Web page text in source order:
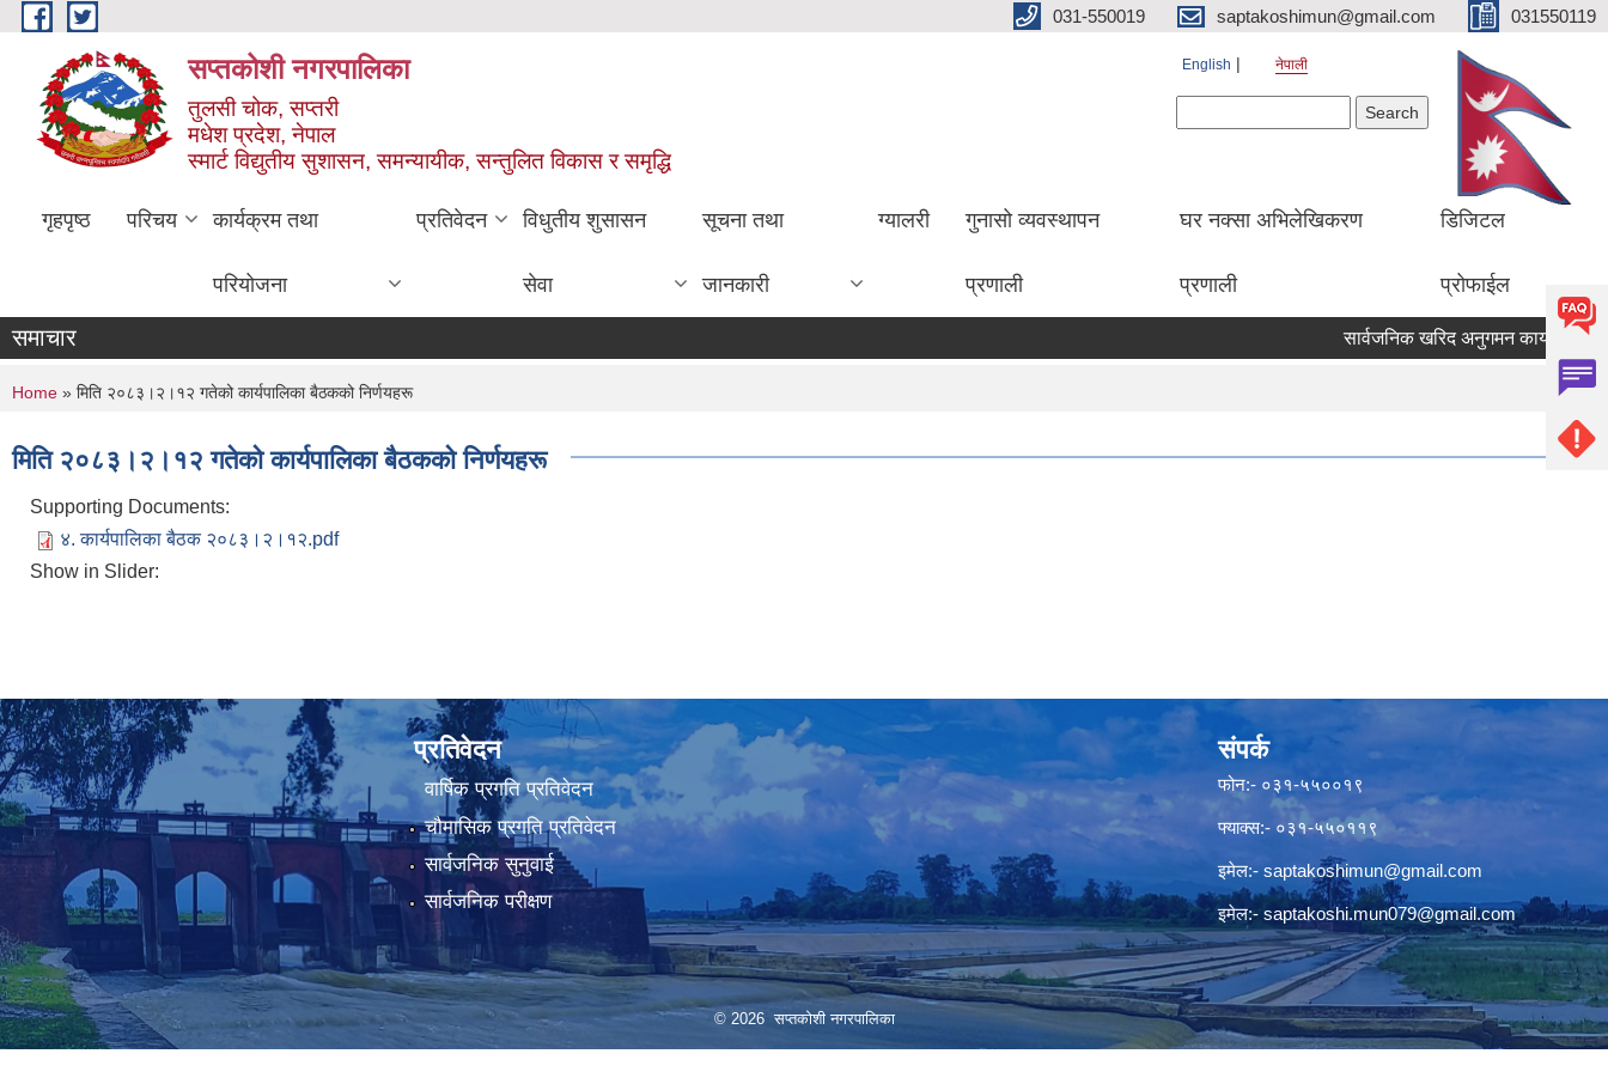
Skip to main content 031-550019 saptakoshimun@gmail.com 031550119
सप्तकोशी नगरपालिका
तुलसी चोक, सप्तरी
मधेश प्रदेश, नेपाल
स्मार्ट विद्युतीय सुशासन, समन्यायीक, सन्तुलित विकास र समृद्धि
English नेपाली
गृहपृष्ठ परिचय कार्यक्रम तथा
परियोजना
प्रतिवेदन विधुतीय शुसासन
सेवा
सूचना तथा
जानकारी
ग्यालरी गुनासो व्यवस्थापन
प्रणाली
घर नक्सा अभिलेखिकरण
प्रणाली
डिजिटल
प्रोफाईल
समाचार सार्वजनिक खरिद अनुगमन कार्यालय
You are here
Home » मिति २०८३।२।१२ गतेको कार्यपालिका बैठकको निर्णयहरू
मिति २०८३।२।१२ गतेको कार्यपालिका बैठकको निर्णयहरू
Supporting Documents:
४. कार्यपालिका बैठक २०८३।२।१२.pdf
Show in Slider:
प्रतिवेदन
वार्षिक प्रगति प्रतिवेदन
चौमासिक प्रगति प्रतिवेदन
सार्वजनिक सुनुवाई
सार्वजनिक परीक्षण
संपर्क
फोन:- ०३१-५५००१९
फ्याक्स:- ०३१-५५०११९
इमेल:- saptakoshimun@gmail.com
इमेल:- saptakoshi.mun079@gmail.com
© 2026 सप्तकोशी नगरपालिका